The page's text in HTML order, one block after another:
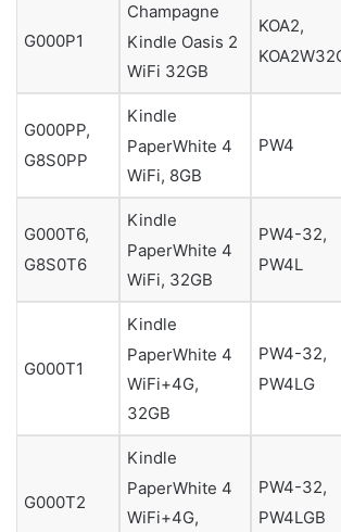
G000P1
Champagne
Kindle Oasis 2
WiFi 32GB
KOA2,
G000PP,
G8S0PP
Kindle
PaperWhite 4
WiFi, 8GB
PW4
G000T6,
G8S0T6
Kindle
PaperWhite 4
WiFi, 32GB
PW4-32,
PW4L
G000T1
Kindle
PaperWhite 4
WiFi+4G,
32GB
PW4-32,
PW4LG
G000T2
Kindle
PaperWhite 4
WiFi+4G,
PW4-32,
PW4LGB